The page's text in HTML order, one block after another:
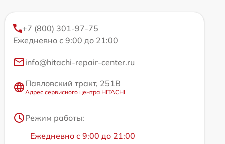
+7 (800) 301-97-75
Ежедневно с 9:00 до 21:00
info@hitachi-repair-center.ru
Павловский тракт, 251В
Адрес сервисного центра HITACHI
Режим работы:
Ежедневно с 9:00 до 21:00